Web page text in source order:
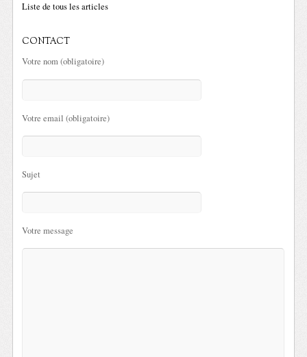
Liste de tous les articles
CONTACT
Votre nom (obligatoire)
Votre email (obligatoire)
Sujet
Votre message